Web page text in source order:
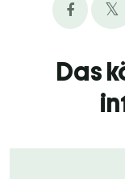
Das